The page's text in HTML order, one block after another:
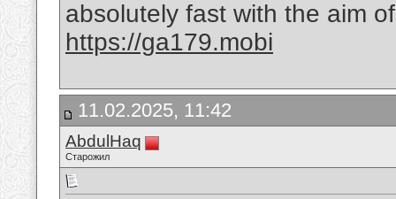
absolutely fast with the aim
https://ga179.mobi
11.02.2025, 11:42
AbdulHaq
Старожил